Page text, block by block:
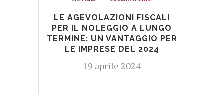
LE AGEVOLAZIONI FISCALI
PER IL NOLEGGIO A LUNGO
TERMINE: UN VANTAGGIO PER
LE IMPRESE DEL 2024
19 aprile 2024